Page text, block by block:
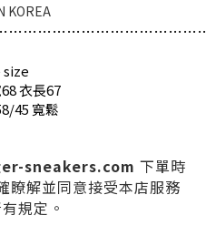
KOREA
…………………………………
衣長67
45 寬鬆
sneakers.com 下單時
瞭解並同意接受本店服務
規定。